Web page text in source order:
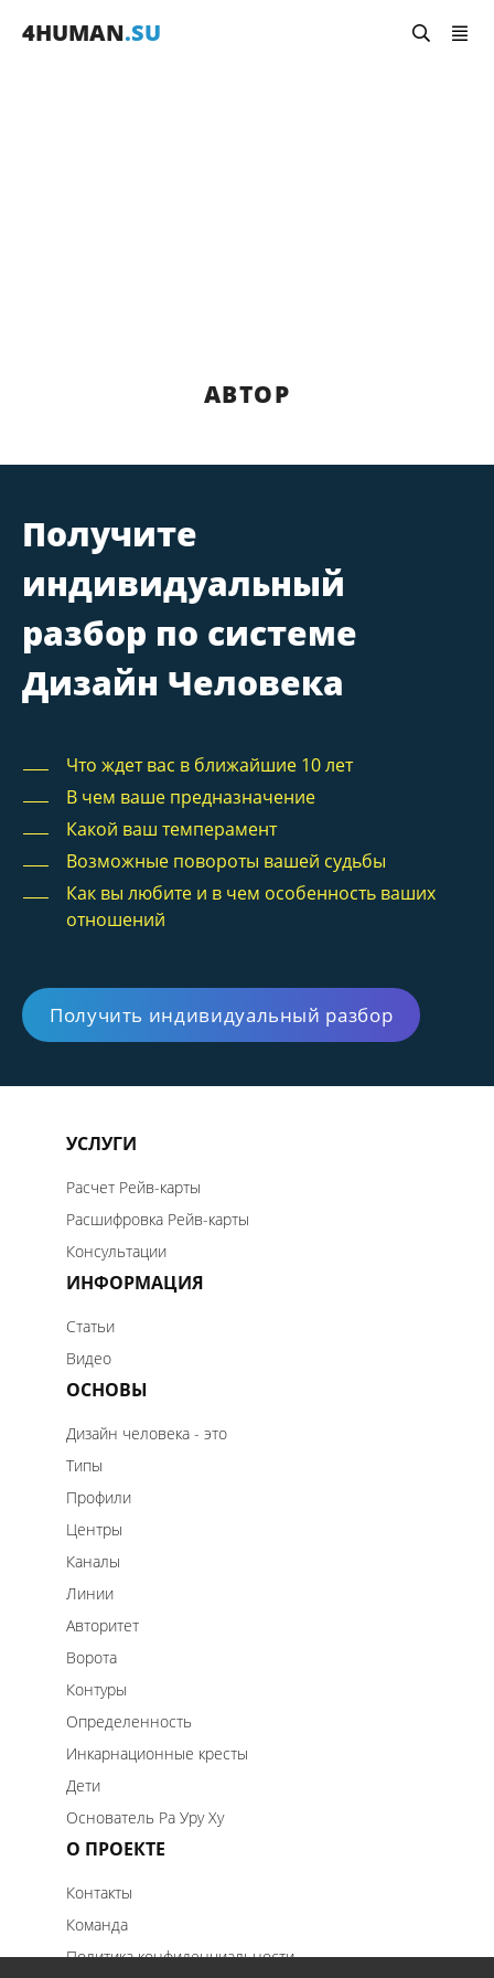
4HUMAN.SU
АВТОР
Получите
индивидуальный
разбор по системе
Дизайн Человека
Что ждет вас в ближайшие 10 лет
В чем ваше предназначение
Какой ваш темперамент
Возможные повороты вашей судьбы
Как вы любите и в чем особенность ваших
отношений
Получить индивидуальный разбор
УСЛУГИ
Расчет Рейв-карты
Расшифровка Рейв-карты
Консультации
ИНФОРМАЦИЯ
Статьи
Видео
ОСНОВЫ
Дизайн человека - это
Типы
Профили
Центры
Каналы
Линии
Авторитет
Ворота
Контуры
Определенность
Инкарнационные кресты
Дети
Основатель Ра Уру Ху
О ПРОЕКТЕ
Контакты
Команда
Политика конфиденциальности